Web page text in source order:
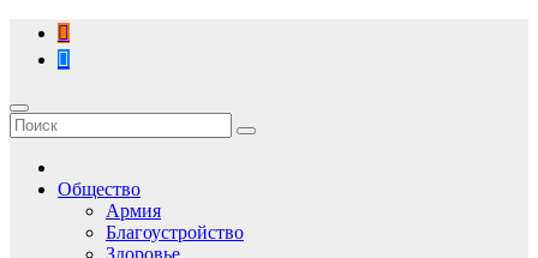
Перейти
содержимому
Общество
Армия
Благоустройство
Здоровье